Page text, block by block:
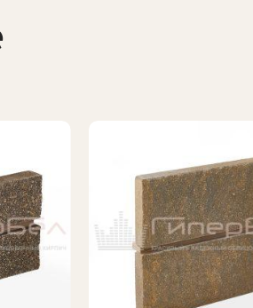
для вашего проекта.
дома, забора или банной
одного куба и какие
различать
подразумевать две разные
на паллете — объем
с раствором, то есть с
кирпичей в них